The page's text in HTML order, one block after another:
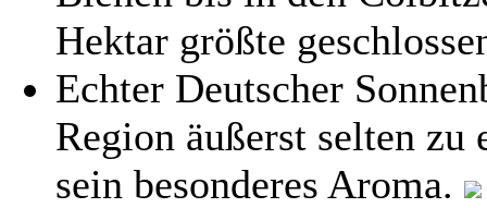
Hektar größte
Echter Deutscher
Region äußerst selten
sein besonderes Aroma.